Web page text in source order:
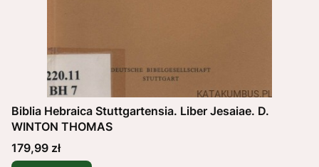
Biblia Hebraica Stuttgartensia. Liber Jesaiae. D.
WINTON THOMAS
Cena
179,99 zł